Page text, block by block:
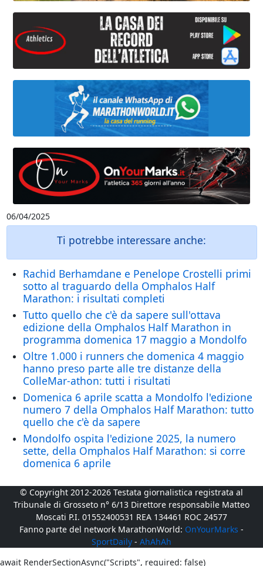
06/04/2025
Ti potrebbe interessare anche:
Rachid Berhamdane e Penelope Crostelli primi
sotto al traguardo della Omphalos Half
Marathon: i risultati completi
Tutto quello che c'è da sapere sull'ottava
edizione della Omphalos Half Marathon in
programma domenica 17 maggio a Mondolfo
Oltre 1.000 i runners che domenica 4 maggio
hanno preso parte alle tre distanze della
ColleMar-athon: tutti i risultati
Domenica 6 aprile scatta a Mondolfo l'edizione
numero 7 della Omphalos Half Marathon: tutto
quello che c'è da sapere
Mondolfo ospita l'edizione 2025, la numero
sette, della Omphalos Half Marathon: si corre
domenica 6 aprile
© Copyright 2012-2026 Testata giornalistica registrata al
Tribunale di Grosseto n° 6/13 Direttore responsabile Matteo
Moscati P.I. 01552400531 REA 134461 ROC 24577
Fanno parte del network MarathonWorld: OnYourMarks -
SportDaily - AhAhAh
await RenderSectionAsync("Scripts", required: false)